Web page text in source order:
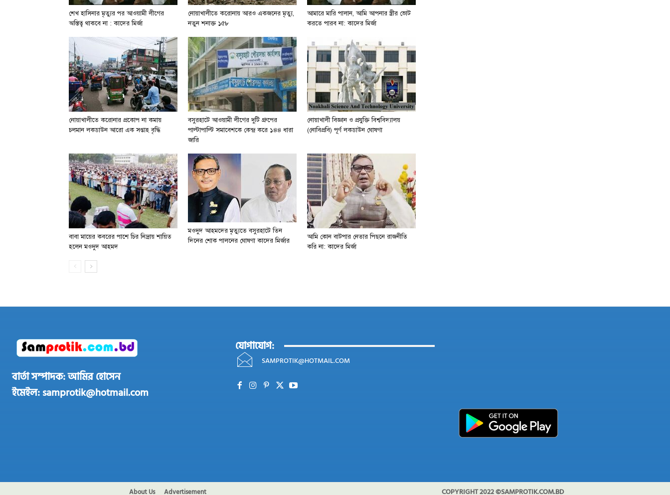
শেখ হাসিনার মৃত্যুর পর আওয়ামী লীগের
অস্তিত্ব থাকবে না : কাদের মির্জা
নোয়াখালীতে করোনায় আরও একজনের মৃত্যু,
নতুন শনাক্ত ১৫৮
আমারে মারি পালান, আমি আপনার স্ত্রীর ভোট
করতে পারব না: কাদের মির্জা
নোয়াখালীতে করোনার প্রকোপ না কমায়
চলমান লকডাউন আরো এক সপ্তাহ বৃদ্ধি
বসুরহাটে আওয়ামী লীগের দুটি গ্রুপের
পাল্টাপাল্টি সমাবেশকে কেন্দ্র করে ১৪৪ ধারা
জারি
নোয়াখালী বিজ্ঞান ও প্রযুক্তি বিশ্ববিদ্যালয়
(নোবিপ্রবি) পূর্ণ লকডাউন ঘোষণা
বাবা মায়ের কবরের পাশে চির নিদ্রায় শায়িত
হলেন মওদুদ আহমদ
মওদুদ আহমদের মৃত্যুতে বসুরহাটে তিন
দিনের শোক পালনের ঘোষণা কাদের মির্জার
আমি কোন বাটপার নেতার পিছনে রাজনীতি
করি না: কাদের মির্জা
বার্তা সম্পাদক: আমির হোসেন
ইমেইল: samprotik@hotmail.com
যোগাযোগ:
SAMPROTIK@HOTMAIL.COM
About Us Advertisement COPYRIGHT 2022 ©SAMPROTIK.COM.BD